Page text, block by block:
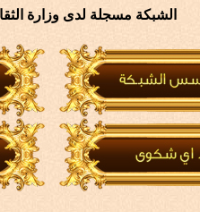
الشبكة مسجلة لدى وزارة